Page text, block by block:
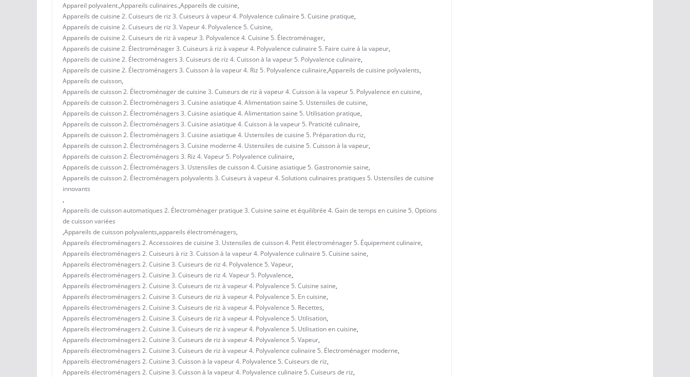
Appareil polyvalent.,Appareils culinaires.,Appareils de cuisine,
Appareils de cuisine 2. Cuiseurs de riz 3. Cuiseurs à vapeur 4. Polyvalence culinaire 5. Cuisine pratique,
Appareils de cuisine 2. Cuiseurs de riz 3. Vapeur 4. Polyvalence 5. Cuisine,
Appareils de cuisine 2. Cuiseurs de riz à vapeur 3. Polyvalence 4. Cuisine 5. Électroménager,
Appareils de cuisine 2. Électroménager 3. Cuiseurs à riz à vapeur 4. Polyvalence culinaire 5. Faire cuire à la vapeur,
Appareils de cuisine 2. Électroménagers 3. Cuiseurs de riz 4. Cuisson à la vapeur 5. Polyvalence culinaire,
Appareils de cuisine 2. Électroménagers 3. Cuisson à la vapeur 4. Riz 5. Polyvalence culinaire,Appareils de cuisine polyvalents,
Appareils de cuisson,
Appareils de cuisson 2. Électroménager de cuisine 3. Cuiseurs de riz à vapeur 4. Cuisson à la vapeur 5. Polyvalence en cuisine,
Appareils de cuisson 2. Électroménagers 3. Cuisine asiatique 4. Alimentation saine 5. Ustensiles de cuisine,
Appareils de cuisson 2. Électroménagers 3. Cuisine asiatique 4. Alimentation saine 5. Utilisation pratique,
Appareils de cuisson 2. Électroménagers 3. Cuisine asiatique 4. Cuisson à la vapeur 5. Praticité culinaire,
Appareils de cuisson 2. Électroménagers 3. Cuisine asiatique 4. Ustensiles de cuisine 5. Préparation du riz,
Appareils de cuisson 2. Électroménagers 3. Cuisine moderne 4. Ustensiles de cuisine 5. Cuisson à la vapeur,
Appareils de cuisson 2. Électroménagers 3. Riz 4. Vapeur 5. Polyvalence culinaire,
Appareils de cuisson 2. Électroménagers 3. Ustensiles de cuisson 4. Cuisine asiatique 5. Gastronomie saine,
Appareils de cuisson 2. Électroménagers polyvalents 3. Cuiseurs à vapeur 4. Solutions culinaires pratiques 5. Ustensiles de cuisine
innovants
,
Appareils de cuisson automatiques 2. Électroménager pratique 3. Cuisine saine et équilibrée 4. Gain de temps en cuisine 5. Options
de cuisson variées
,Appareils de cuisson polyvalents,appareils électroménagers,
Appareils électroménagers 2. Accessoires de cuisine 3. Ustensiles de cuisson 4. Petit électroménager 5. Équipement culinaire,
Appareils électroménagers 2. Cuiseurs à riz 3. Cuisson à la vapeur 4. Polyvalence culinaire 5. Cuisine saine,
Appareils électroménagers 2. Cuisine 3. Cuiseurs de riz 4. Polyvalence 5. Vapeur,
Appareils électroménagers 2. Cuisine 3. Cuiseurs de riz 4. Vapeur 5. Polyvalence,
Appareils électroménagers 2. Cuisine 3. Cuiseurs de riz à vapeur 4. Polyvalence 5. Cuisine saine,
Appareils électroménagers 2. Cuisine 3. Cuiseurs de riz à vapeur 4. Polyvalence 5. En cuisine,
Appareils électroménagers 2. Cuisine 3. Cuiseurs de riz à vapeur 4. Polyvalence 5. Recettes,
Appareils électroménagers 2. Cuisine 3. Cuiseurs de riz à vapeur 4. Polyvalence 5. Utilisation,
Appareils électroménagers 2. Cuisine 3. Cuiseurs de riz à vapeur 4. Polyvalence 5. Utilisation en cuisine,
Appareils électroménagers 2. Cuisine 3. Cuiseurs de riz à vapeur 4. Polyvalence 5. Vapeur,
Appareils électroménagers 2. Cuisine 3. Cuiseurs de riz à vapeur 4. Polyvalence culinaire 5. Électroménager moderne,
Appareils électroménagers 2. Cuisine 3. Cuisson à la vapeur 4. Polyvalence 5. Cuiseurs de riz,
Appareils électroménagers 2. Cuisine 3. Cuisson à la vapeur 4. Polyvalence culinaire 5. Cuiseurs de riz,